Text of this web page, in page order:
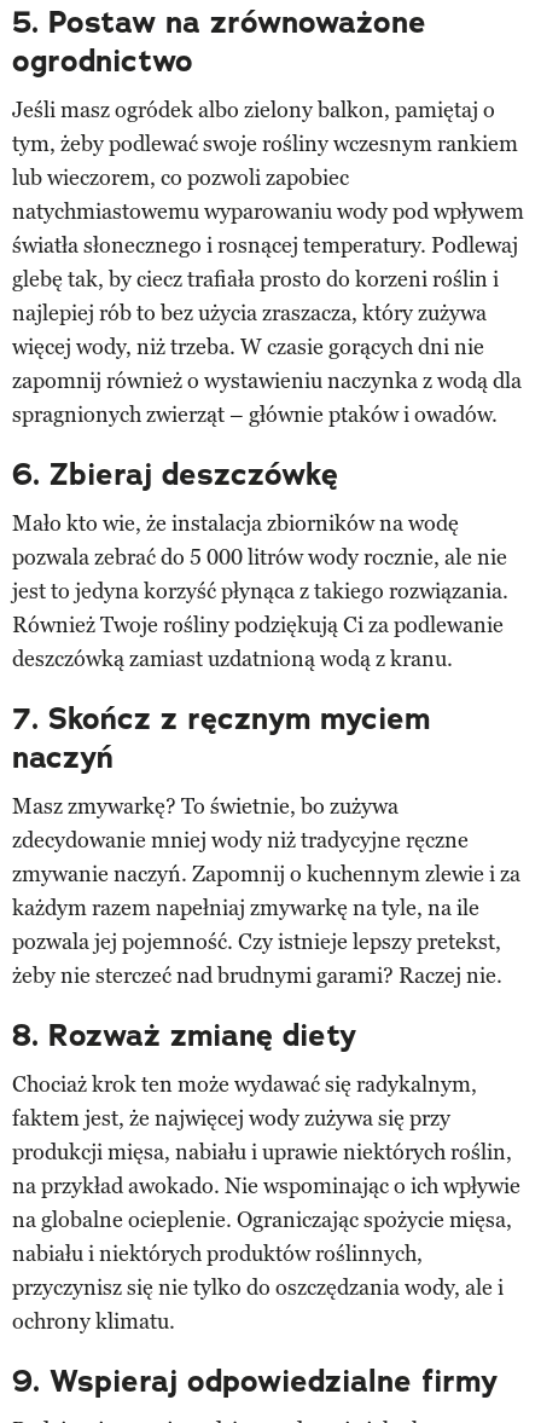
5. Postaw na zrównoważone
ogrodnictwo
Jeśli masz ogródek albo zielony balkon, pamiętaj o
tym, żeby podlewać swoje rośliny wczesnym rankiem
lub wieczorem, co pozwoli zapobiec
natychmiastowemu wyparowaniu wody pod wpływem
światła słonecznego i rosnącej temperatury. Podlewaj
glebę tak, by ciecz trafiała prosto do korzeni roślin i
najlepiej rób to bez użycia zraszacza, który zużywa
więcej wody, niż trzeba. W czasie gorących dni nie
zapomnij również o wystawieniu naczynka z wodą dla
spragnionych zwierząt – głównie ptaków i owadów.
6. Zbieraj deszczówkę
Mało kto wie, że instalacja zbiorników na wodę
pozwala zebrać do 5 000 litrów wody rocznie, ale nie
jest to jedyna korzyść płynąca z takiego rozwiązania.
Również Twoje rośliny podziękują Ci za podlewanie
deszczówką zamiast uzdatnioną wodą z kranu.
7. Skończ z ręcznym myciem
naczyń
Masz zmywarkę? To świetnie, bo zużywa
zdecydowanie mniej wody niż tradycyjne ręczne
zmywanie naczyń. Zapomnij o kuchennym zlewie i za
każdym razem napełniaj zmywarkę na tyle, na ile
pozwala jej pojemność. Czy istnieje lepszy pretekst,
żeby nie sterczeć nad brudnymi garami? Raczej nie.
8. Rozważ zmianę diety
Chociaż krok ten może wydawać się radykalnym,
faktem jest, że najwięcej wody zużywa się przy
produkcji mięsa, nabiału i uprawie niektórych roślin,
na przykład awokado. Nie wspominając o ich wpływie
na globalne ocieplenie. Ograniczając spożycie mięsa,
nabiału i niektórych produktów roślinnych,
przyczynisz się nie tylko do oszczędzania wody, ale i
ochrony klimatu.
9. Wspieraj odpowiedzialne firmy